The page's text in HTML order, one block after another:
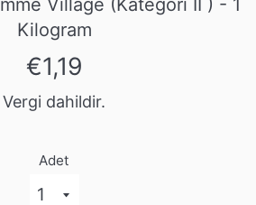
Village (Kategori II ) - 1
Kilogram
Normal
fiyat
€1,19
Vergi dahildir.
Adet